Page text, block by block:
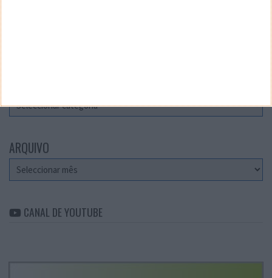
ARQUIVO
Arquivo
CANAL DE YOUTUBE